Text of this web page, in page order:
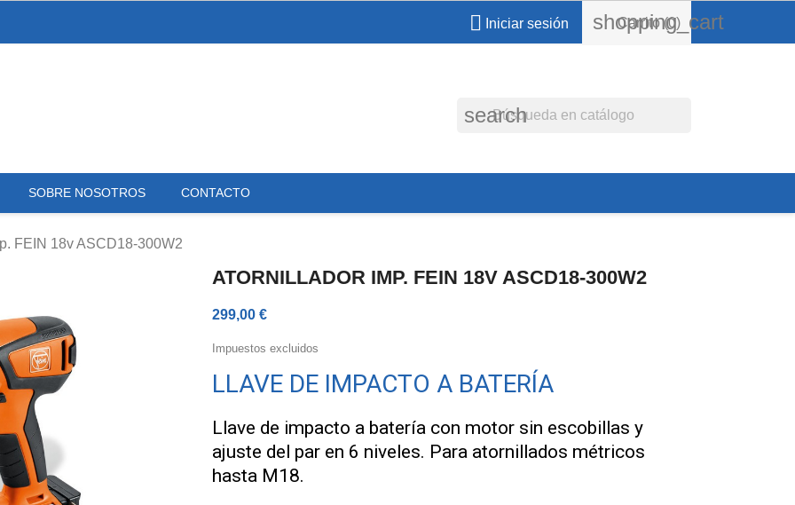
 Iniciar sesión shopping_cart
Carrito (0)
search
SOBRE NOSOTROS CONTACTO
FEIN 18v ASCD18-300W2
ATORNILLADOR IMP. FEIN 18V ASCD18-300W2
299,00 €
Impuestos excluidos
LLAVE DE IMPACTO A BATERÍA
Llave de impacto a batería con motor sin escobillas y
ajuste del par en 6 niveles. Para atornillados métricos
hasta M18.